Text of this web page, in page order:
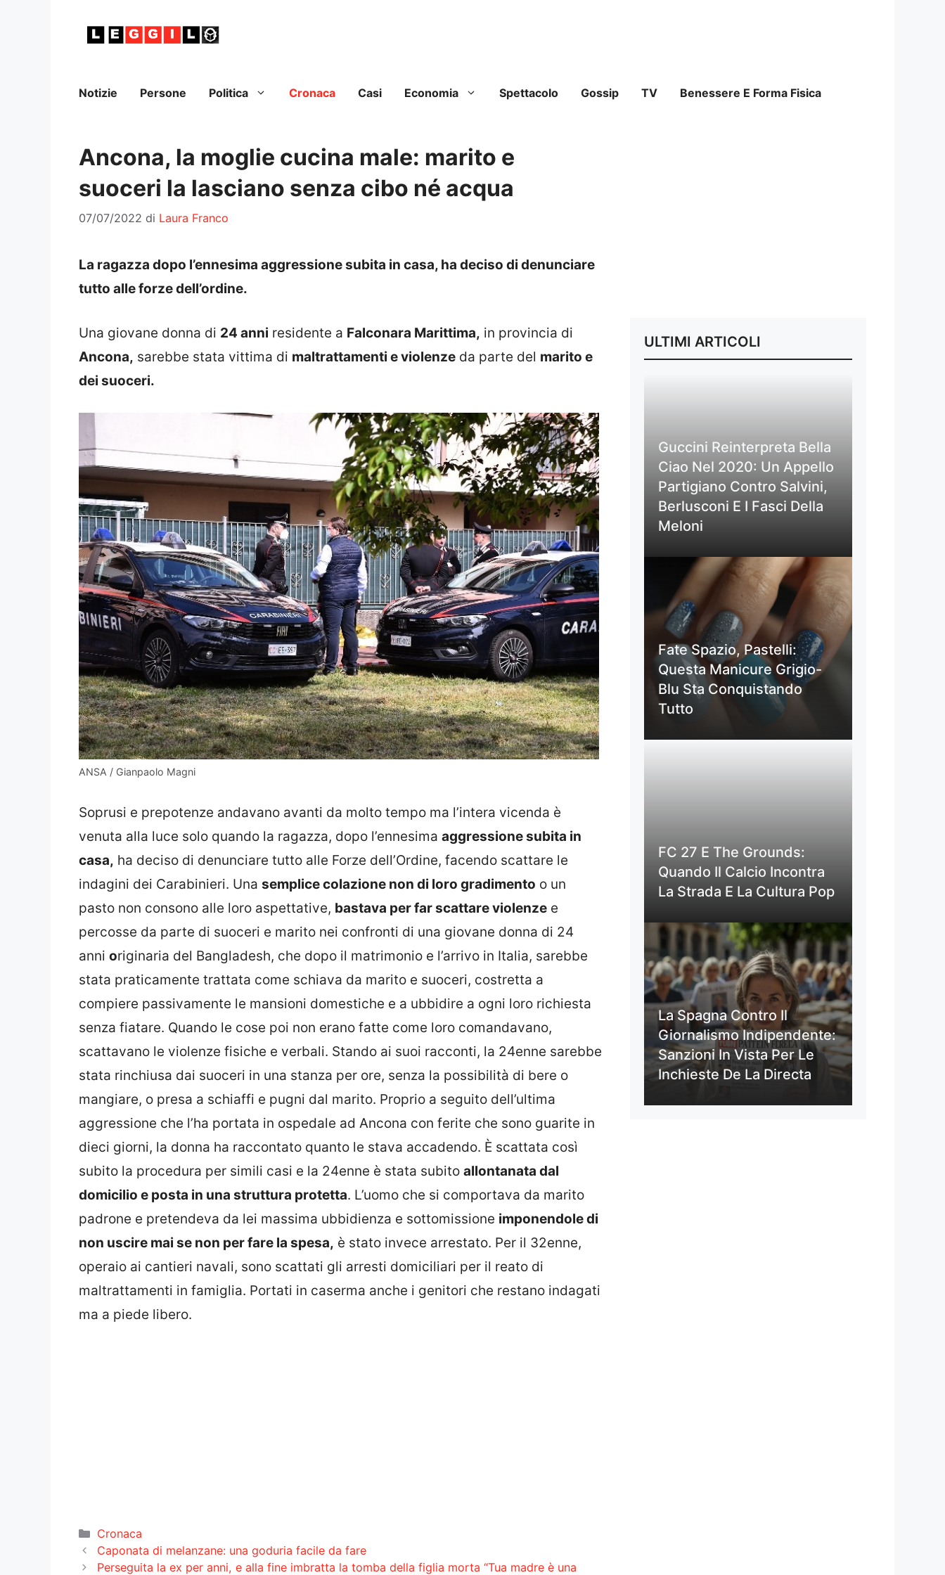
Notizie Persone Politica Cronaca Casi Economia Spettacolo Gossip TV Benessere E Forma Fisica
Ancona, la moglie cucina male: marito e
suoceri la lasciano senza cibo né acqua
07/07/2022 di Laura Franco
La ragazza dopo l’ennesima aggressione subita in casa, ha deciso di denunciare
tutto alle forze dell’ordine.
Una giovane donna di 24 anni residente a Falconara Marittima, in provincia di
Ancona, sarebbe stata vittima di maltrattamenti e violenze da parte del marito e
dei suoceri.
ANSA / Gianpaolo Magni
Soprusi e prepotenze andavano avanti da molto tempo ma l’intera vicenda è
venuta alla luce solo quando la ragazza, dopo l’ennesima aggressione subita in
casa, ha deciso di denunciare tutto alle Forze dell’Ordine, facendo scattare le
indagini dei Carabinieri. Una semplice colazione non di loro gradimento o un
pasto non consono alle loro aspettative, bastava per far scattare violenze e
percosse da parte di suoceri e marito nei confronti di una giovane donna di 24
anni originaria del Bangladesh, che dopo il matrimonio e l’arrivo in Italia, sarebbe
stata praticamente trattata come schiava da marito e suoceri, costretta a
compiere passivamente le mansioni domestiche e a ubbidire a ogni loro richiesta
senza fiatare. Quando le cose poi non erano fatte come loro comandavano,
scattavano le violenze fisiche e verbali. Stando ai suoi racconti, la 24enne sarebbe
stata rinchiusa dai suoceri in una stanza per ore, senza la possibilità di bere o
mangiare, o presa a schiaffi e pugni dal marito. Proprio a seguito dell’ultima
aggressione che l’ha portata in ospedale ad Ancona con ferite che sono guarite in
dieci giorni, la donna ha raccontato quanto le stava accadendo. È scattata così
subito la procedura per simili casi e la 24enne è stata subito allontanata dal
domicilio e posta in una struttura protetta. L’uomo che si comportava da marito
padrone e pretendeva da lei massima ubbidienza e sottomissione imponendole di
non uscire mai se non per fare la spesa, è stato invece arrestato. Per il 32enne,
operaio ai cantieri navali, sono scattati gli arresti domiciliari per il reato di
maltrattamenti in famiglia. Portati in caserma anche i genitori che restano indagati
ma a piede libero.
Categorie
Cronaca
Caponata di melanzane: una goduria facile da fare
Perseguita la ex per anni, e alla fine imbratta la tomba della figlia morta “Tua madre è una
ULTIMI ARTICOLI
Guccini Reinterpreta Bella
Ciao Nel 2020: Un Appello
Partigiano Contro Salvini,
Berlusconi E I Fasci Della
Meloni
Fate Spazio, Pastelli:
Questa Manicure Grigio-
Blu Sta Conquistando
Tutto
FC 27 E The Grounds:
Quando Il Calcio Incontra
La Strada E La Cultura Pop
La Spagna Contro Il
Giornalismo Indipendente:
Sanzioni In Vista Per Le
Inchieste De La Directa